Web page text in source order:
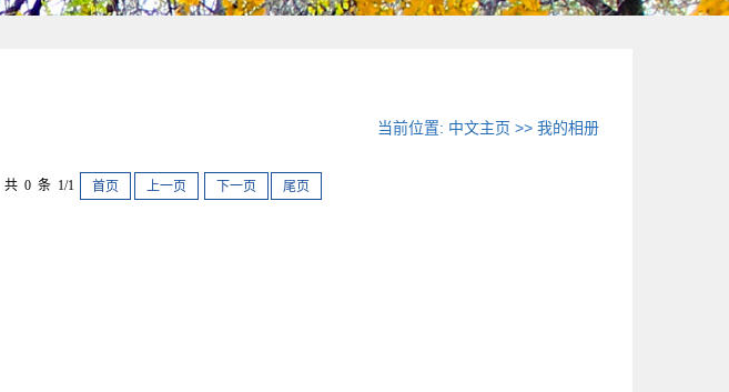
当前位置: 中文主页 >>我的相册
共 0 条 1/1 首页 上一页 下一页 尾页